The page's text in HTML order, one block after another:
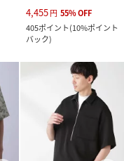
4,455円 55%OFF
405ポイント(10%ポイント
バック)